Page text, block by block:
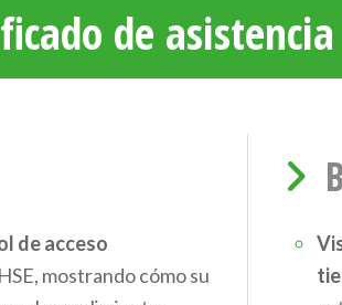
de
de acceso
mostrando cómo su